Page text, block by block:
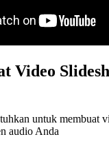
Video
untuk membuat
audio Anda